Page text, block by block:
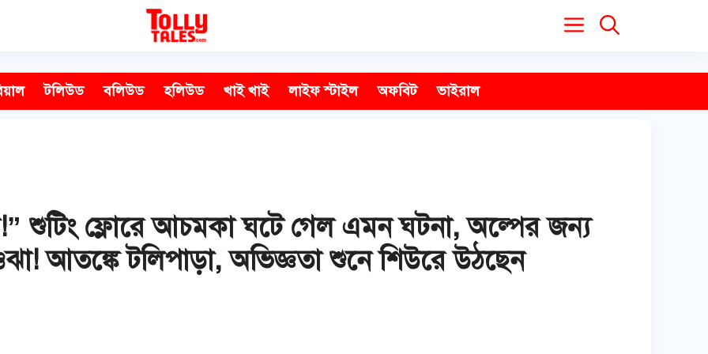
টলিউড বলিউড হলিউড খাই খাই লাইফ স্টাইল অফবিট ভাইরাল
ফ্লোরে আচমকা ঘটে গেল এমন ঘটনা, অল্পের জন্য
আতঙ্কে টলিপাড়া, অভিজ্ঞতা শুনে শিউরে উঠছেন